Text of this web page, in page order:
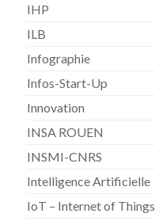
IHP
ILB
Infographie
Infos-Start-Up
Innovation
INSA ROUEN
INSMI-CNRS
Intelligence Artificielle
IoT – Internet of Things